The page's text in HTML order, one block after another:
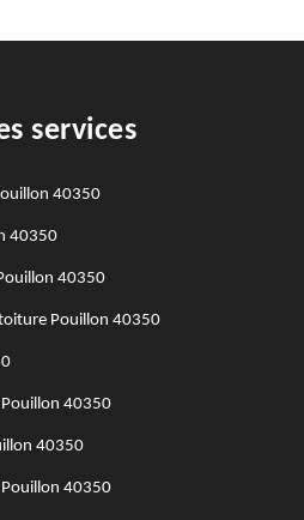
services
40350
40350
40350
Pouillon 40350
40350
40350
40350